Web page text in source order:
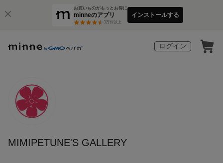
お買いものがもっとお得に
minneのアプリ
3万件以上
インストールする
ログイン
MIMIPETUNE'S GALLERY